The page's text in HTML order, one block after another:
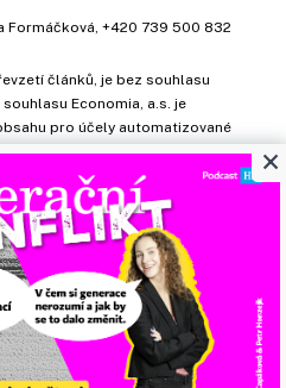
Formáčková, +420 739 500 832
článků, je bez souhlasu
Economia, a.s. je
pro účely automatizované
§ 39c autorského zákona.
×